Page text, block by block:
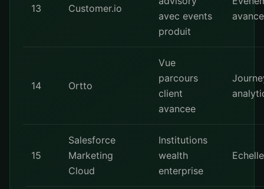
13 Customer.io
avec events
produit
14 Ortto
Vue
parcours
client
avancee
15
Salesforce
Marketing
Cloud
Institutions
wealth
enterprise